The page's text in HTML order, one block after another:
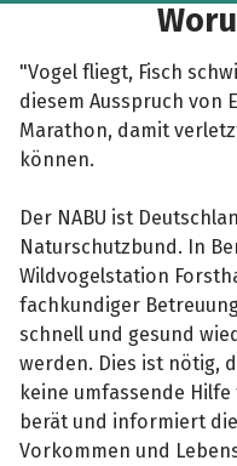
"Vogel fliegt, Fisch
diesem Ausspruch von
Marathon, damit
können.
Der NABU ist
Naturschutzbund. In
Wildvogelstation
fachkundiger
schnell und gesund
werden. Dies ist nötig,
keine umfassende
berät und informiert
Vorkommen und